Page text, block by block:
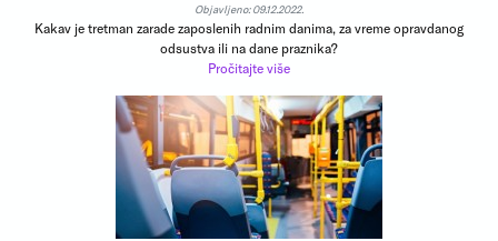
Objavljeno: 09.12.2022.
Kakav je tretman zarade zaposlenih radnim danima, za vreme opravdanog
odsustva ili na dane praznika?
Pročitajte više